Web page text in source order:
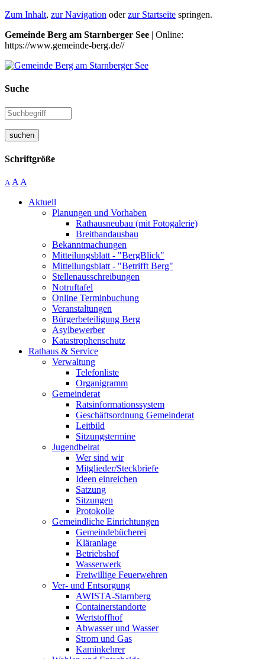
Zum Inhalt, zur Navigation oderzur Startseite springen.
Gemeinde Berg am Starnberger See | Online:
https://www.gemeinde-berg.de//
Suche
suchen
Schriftgröße
A A A
Aktuell
Planungen und Vorhaben
Rathausneubau (mit Fotogalerie)
Breitbandausbau
Bekanntmachungen
Mitteilungsblatt - "BergBlick"
Mitteilungsblatt - "Betrifft Berg"
Stellenausschreibungen
Notruftafel
Online Terminbuchung
Veranstaltungen
Bürgerbeteiligung Berg
Asylbewerber
Katastrophenschutz
Rathaus & Service
Verwaltung
Telefonliste
Organigramm
Gemeinderat
Ratsinformationssystem
Geschäftsordnung Gemeinderat
Leitbild
Sitzungstermine
Jugendbeirat
Wer sind wir
Mitglieder/Steckbriefe
Ideen einreichen
Satzung
Sitzungen
Protokolle
Gemeindliche Einrichtungen
Gemeindebücherei
Kläranlage
Betriebshof
Wasserwerk
Freiwillige Feuerwehren
Ver- und Entsorgung
AWISTA-Starnberg
Containerstandorte
Wertstoffhof
Abwasser und Wasser
Strom und Gas
Kaminkehrer